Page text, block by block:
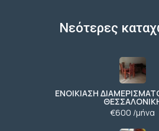
Νεότερες
ΕΝΟΙΚΙΑΣΗ
€600 /μήνα